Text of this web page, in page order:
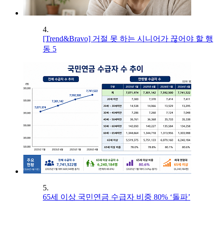
4.
[Trend&Bravo] 거절 못 하는 시니어가 끊어야 할 행
동 5
5.
65세 이상 국민연금 수급자 비중 80% ‘돌파’